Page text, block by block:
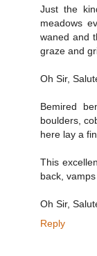
Just the
meadows
waned and
graze and
Oh Sir,
Bemired
boulders,
here lay a
This
back, vamps
Oh Sir,
Reply